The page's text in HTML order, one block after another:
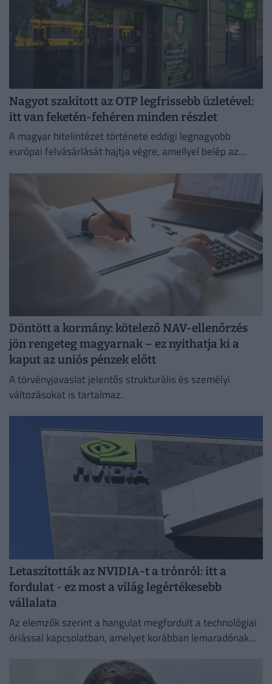
Nagyot szakított az OTP legfrissebb üzletével:
itt van feketén-fehéren minden részlet
A magyar hitelintézet története eddigi legnagyobb
európai felvásárlását hajtja végre, amellyel belép az
Döntött a kormány: kötelező NAV-ellenőrzés
jön rengeteg magyarnak – ez nyithatja ki a
kaput az uniós pénzek előtt
A törvényjavaslat jelentős strukturális és személyi
változásokat is tartalmaz.
Letaszították az NVIDIA-t a trónról: itt a
fordulat - ez most a világ legértékesebb
vállalata
Az elemzők szerint a hangulat megfordult a technológiai
óriással kapcsolatban, amelyet korábban lemaradónak